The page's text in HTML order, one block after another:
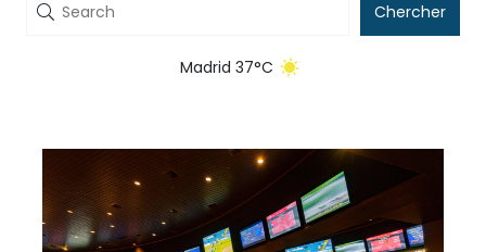
Chercher
Madrid 37°C